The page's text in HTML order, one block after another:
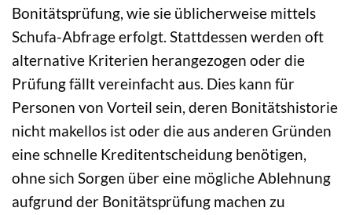
Bonitätsprüfung, wie sie üblicherweise mittels
Schufa-Abfrage erfolgt. Stattdessen werden oft
alternative Kriterien herangezogen oder die
Prüfung fällt vereinfacht aus. Dies kann für
Personen von Vorteil sein, deren Bonitätshistorie
nicht makellos ist oder die aus anderen Gründen
eine schnelle Kreditentscheidung benötigen,
ohne sich Sorgen über eine mögliche Ablehnung
aufgrund der Bonitätsprüfung machen zu